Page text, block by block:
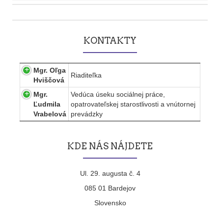
navigation
KONTAKTY
Mgr. Oľga
Hviščová
Riaditeľka
Mgr.
Ľudmila
Vrabelová
Vedúca úseku sociálnej práce,
opatrovateľskej starostlivosti a vnútornej
prevádzky
KDE NÁS NÁJDETE
Ul. 29. augusta č. 4
085 01 Bardejov
Slovensko